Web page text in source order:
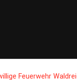
Feuerwehr